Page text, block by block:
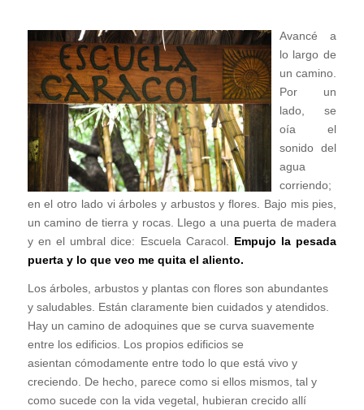
Avancé a
lo largo de
un camino.
Por un
lado, se
oía el
sonido del
agua
corriendo;
en el otro lado vi árboles y arbustos y flores. Bajo mis pies,
un camino de tierra y rocas. Llego a una puerta de madera
y en el umbral dice: Escuela Caracol. Empujo la pesada
puerta y lo que veo me quita el aliento.
Los árboles, arbustos y plantas con flores son abundantes
y saludables. Están claramente bien cuidados y atendidos.
Hay un camino de adoquines que se curva suavemente
entre los edificios. Los propios edificios se
asientan cómodamente entre todo lo que está vivo y
creciendo. De hecho, parece como si ellos mismos, tal y
como sucede con la vida vegetal, hubieran crecido allí